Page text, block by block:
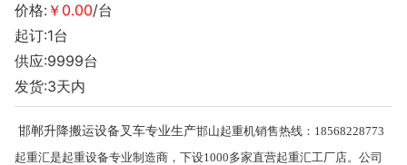
价格: ￥0.00/台
起订:1台
供应:9999台
发货:3天内
邯郸升降搬运设备叉车专业生产邯山起重机销售热线：18568228773
起重汇是起重设备专业制造商，下设1000多家直营起重汇工厂店。公司